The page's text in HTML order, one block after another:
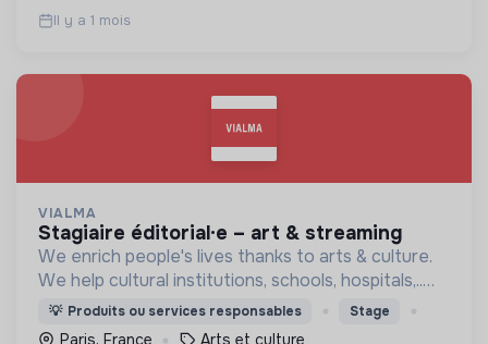
Il y a 1 mois
VIALMA
stagiaire éditorial·e – art & streaming
We enrich people's lives thanks to arts & culture.
We help cultural institutions, schools, hospitals,..
improve their audiences' well-being with curated
programmes available through streaming.
💡 Produits ou services responsables Stage
Paris, France Arts et culture